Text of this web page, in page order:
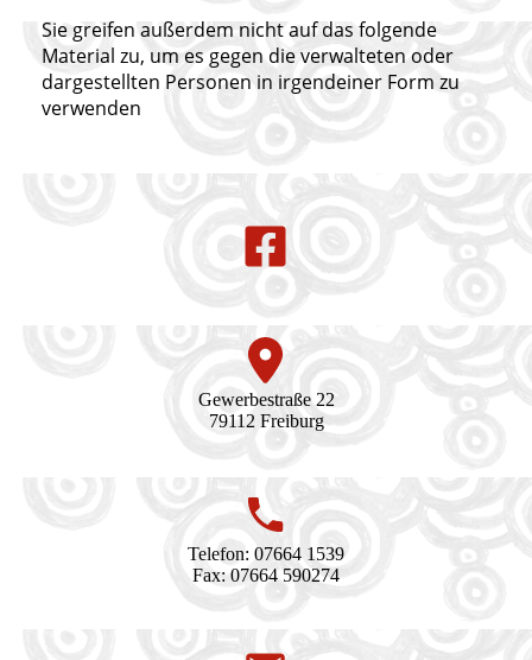
Sie greifen außerdem nicht auf das folgende
Material zu, um es gegen die verwalteten oder
dargestellten Personen in irgendeiner Form zu
verwenden
Gewerbestraße 22
79112 Freiburg
Telefon: 07664 1539
Fax: 07664 590274